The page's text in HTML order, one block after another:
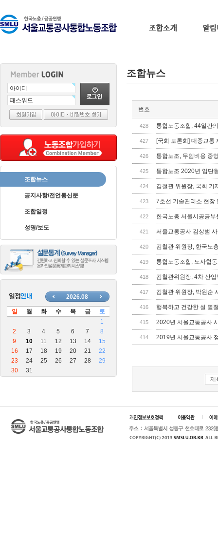
조합뉴스
공지사항/전언통신문
조합일정
성명/보도
조합뉴스
사
장
나
마
그
번호
428 통합노동조합, 44일간
427 [국회 토론회] 대중교
426 통합노조, 무임비용 중
425 통합노조 2020년 임단
424 김철관 위원장, 국회
423 7호선 기술관리소 현장
422 한국노총 서울시공공
421 서울교통공사 김상범
420 김철관 위원장, 한국노
419 통합노동조합, 노사합
418 김철관위원장, 4차 산
417 김철관 위원장, 박원순
416 행복하고 건강한 설 멸
415 2020년 서울교통공사
414 2019년 서울교통공사
제